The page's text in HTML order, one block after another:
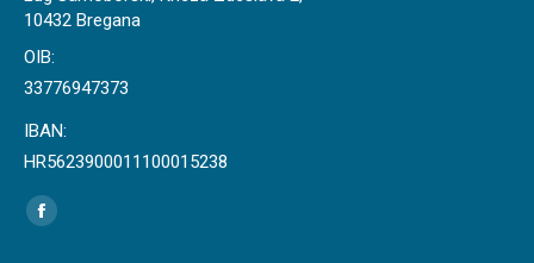
10432 Bregana
OIB:
33776947373
IBAN:
HR5623900011100015238
Find us on:
Facebook